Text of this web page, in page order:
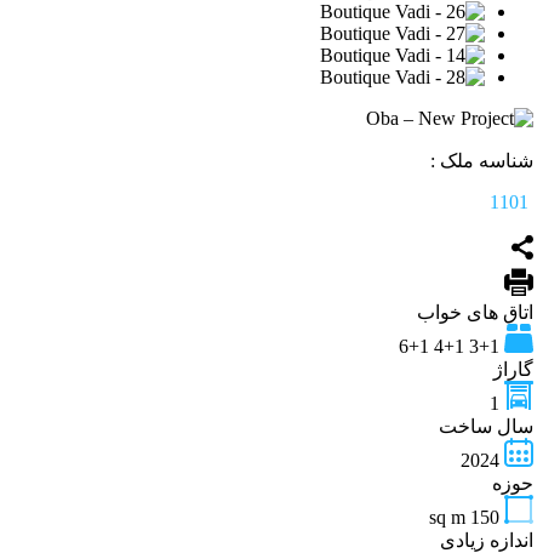
شناسه ملک :
اتاق های خواب
3+1 4+1 6+1
گاراژ
1
سال ساخت
2024
حوزه
150
sq m
اندازه زیادی